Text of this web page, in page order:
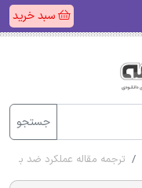
سبد خرید
جستجو
ترجمه مقاله عملکرد ضد